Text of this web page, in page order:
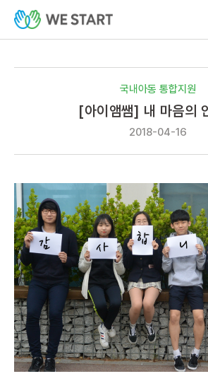
국내아동 통합지원
[아이앰쌤] 내 마음의
2018-04-16